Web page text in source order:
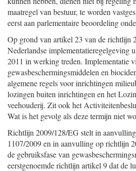
maatregel van bestuur, te worden
eerst aan parlementaire beoordeling
Op grond van artikel 23 van de richtlijn
Nederlandse implementatieregelgeving
2011 in werking treden. Implementatie
gewasbeschermingsmiddelen en
algemene regels voor inrichtingen
lozingen buiten inrichtingen en het
veehouderij. Zit ook het
Wat is het gevolg als deze termijn niet
Richtlijn 2009/128/EG stelt in
1107/2009 en in aanvulling op richtlijn
de gebruiksfase van
eerstgenoemde richtlijn artikel 9 dat de